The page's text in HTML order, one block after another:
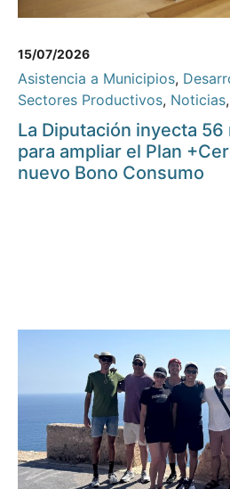
15/07/2026
Asistencia a Municipios,
Sectores Productivos, Noticias,
La Diputación inyecta
para ampliar el Plan
nuevo Bono Consumo